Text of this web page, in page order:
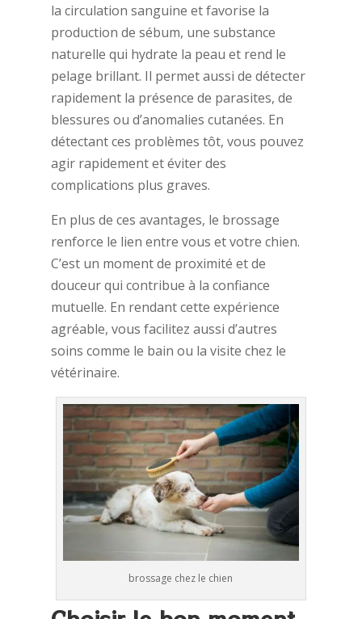
la circulation sanguine et favorise la
production de sébum, une substance
naturelle qui hydrate la peau et rend le
pelage brillant. Il permet aussi de détecter
rapidement la présence de parasites, de
blessures ou d’anomalies cutanées. En
détectant ces problèmes tôt, vous pouvez
agir rapidement et éviter des
complications plus graves.
En plus de ces avantages, le brossage
renforce le lien entre vous et votre chien.
C’est un moment de proximité et de
douceur qui contribue à la confiance
mutuelle. En rendant cette expérience
agréable, vous facilitez aussi d’autres
soins comme le bain ou la visite chez le
vétérinaire.
brossage chez le chien